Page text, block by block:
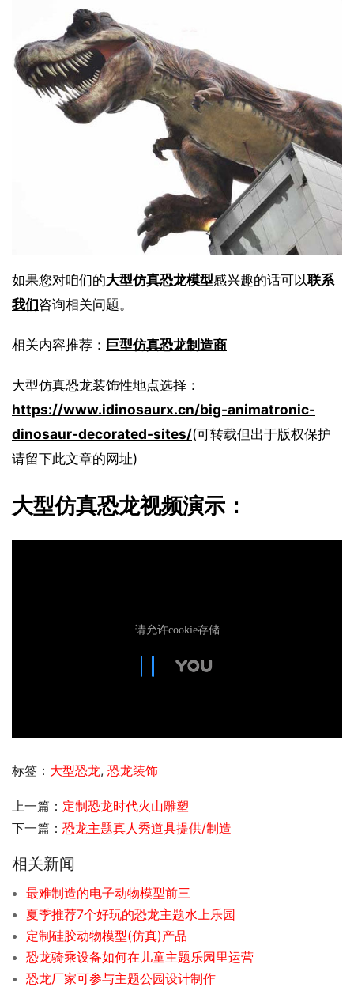
如果您对咱们的大型仿真恐龙模型感兴趣的话可以联系
我们咨询相关问题。
相关内容推荐： 巨型仿真恐龙制造商
大型仿真恐龙装饰性地点选择：
https://www.idinosaurx.cn/big-animatronic-
dinosaur-decorated-sites/(可转载但出于版权保护
请留下此文章的网址)
大型仿真恐龙视频演示：
标签： 大型恐龙, 恐龙装饰
上一篇： 定制恐龙时代火山雕塑
下一篇： 恐龙主题真人秀道具提供/制造
相关新闻
最难制造的电子动物模型前三
夏季推荐7个好玩的恐龙主题水上乐园
定制硅胶动物模型(仿真)产品
恐龙骑乘设备如何在儿童主题乐园里运营
恐龙厂家可参与主题公园设计制作